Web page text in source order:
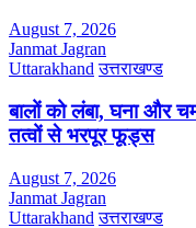
August 7, 2026
Janmat Jagran
Uttarakhand उत्तराखण्ड
बालों को लंबा, घना और
तत्वों से भरपूर फूड्स
August 7, 2026
Janmat Jagran
Uttarakhand उत्तराखण्ड